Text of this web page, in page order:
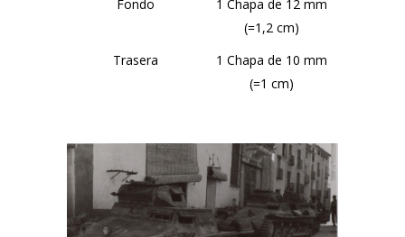
Fondo
1 Chapa de 12 mm
(=1,2 cm)
Trasera
1 Chapa de 10 mm
(=1 cm)